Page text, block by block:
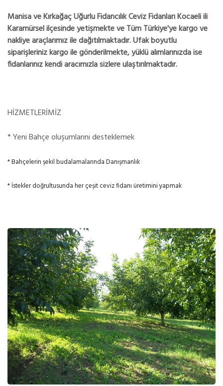
Manisa ve Kırkağaç Uğurlu Fidancılık Ceviz Fidanları Kocaeli ili
Karamürsel ilçesinde yetişmekte ve Tüm Türkiye'ye kargo ve
nakliye araçlarımız ile dağıtılmaktadır. Ufak boyutlu
siparişleriniz kargo ile gönderilmekte, yüklü alımlarınızda ise
fidanlarınız kendi aracımızla sizlere ulaştırılmaktadır.
HİZMETLERİMİZ
* Yeni Bahçe oluşumlarını desteklemek
* Bahçelerin şekil budalamalarında Danışmanlık
* İstekler doğrultusunda her çeşit ceviz fidanı üretimini yapmak